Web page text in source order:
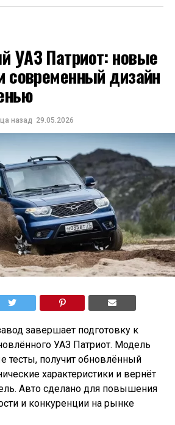
УАЗ Патриот: новые
современный дизайн
назад 29.05.2026
завершает подготовку к
УАЗ Патриот. Модель
тесты, получит обновлённый
характеристики и вернёт
Авто сделано для повышения
и конкуренции на рынке